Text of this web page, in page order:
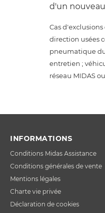
d'un
Cas
direction usées
pneumatique
entretien ;
réseau MIDAS
INFORMATIONS
Conditions Midas Assistance
Conditions générales de vente
Mentions légales
Charte vie privée
Déclaration de cookies